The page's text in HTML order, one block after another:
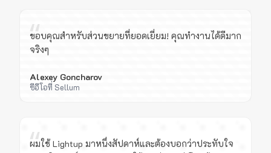
“
ขอบคุณสำหรับส่วนขยายที่ยอดเยี่ยม! คุณทำงานได้ดีมาก
จริงๆ
Alexey Goncharov
ซีอีโอที่ Sellum
“
ผมใช้ Lightup มาหนึ่งสัปดาห์และต้องบอกว่าประทับใจ